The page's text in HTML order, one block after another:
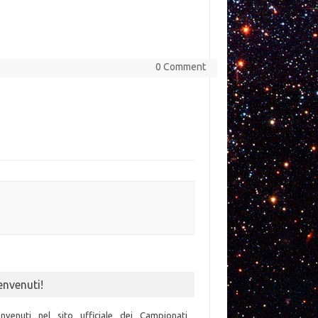
0 Comment
nel sito ufficiale dei Campionati